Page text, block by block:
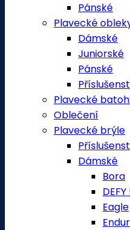
Pánské
Plavecké
Dámské
Juniorské
Pánské
Plavecké
Oblečení
Plavecké brýle
Dámské
Bora
Eagle